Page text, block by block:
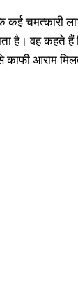
कई चमत्कारी
है। वह कहते
आराम